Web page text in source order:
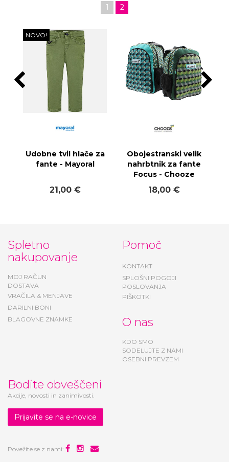
1 2
NOVO!
Udobne tvil hlače za
fante - Mayoral
21,00 €
Obojestranski velik
nahrbtnik za fante
Focus - Chooze
18,00 €
Spletno
nakupovanje
MOJ RAČUN
DOSTAVA
VRAČILA & MENJAVE
DARILNI BONI
BLAGOVNE ZNAMKE
Pomoč
KONTAKT
SPLOŠNI POGOJI
POSLOVANJA
PIŠKOTKI
O nas
KDO SMO
SODELUJTE Z NAMI
OSEBNI PREVZEM
Bodite obveščeni
Akcije, novosti in zanimivosti.
Prijavite se na e-novice
Povežite se z nami: